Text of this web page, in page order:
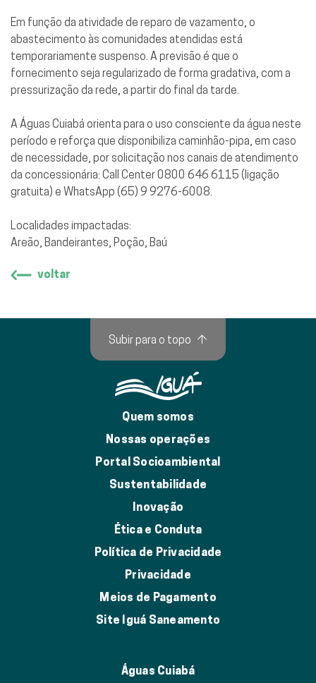
Em função da atividade de reparo de vazamento, o
abastecimento às comunidades atendidas está
temporariamente suspenso. A previsão é que o
fornecimento seja regularizado de forma gradativa, com a
pressurização da rede, a partir do final da tarde.
A Águas Cuiabá orienta para o uso consciente da água neste
período e reforça que disponibiliza caminhão-pipa, em caso
de necessidade, por solicitação nos canais de atendimento
da concessionária: Call Center 0800 646 6115 (ligação
gratuita) e WhatsApp (65) 9 9276-6008.
Localidades impactadas:
Areão, Bandeirantes, Poção, Baú
voltar
Quem somos
Nossas operações
Portal Socioambiental
Sustentabilidade
Inovação
Ética e Conduta
Política de Privacidade
Privacidade
Meios de Pagamento
Site Iguá Saneamento
Águas Cuiabá
Subir para o topo ↑